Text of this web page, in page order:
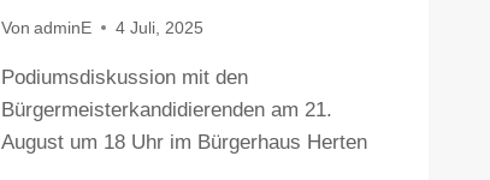
Von adminE 4 Juli, 2025
Podiumsdiskussion mit den
Bürgermeisterkandidierenden am 21.
August um 18 Uhr im Bürgerhaus Herten